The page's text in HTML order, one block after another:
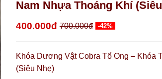
Nam Nhựa Thoáng Khí
400.000đ 700.000đ -42%
Khóa Dương Vật Cobra Tổ Ong – Khóa
(Siêu Nhẹ)